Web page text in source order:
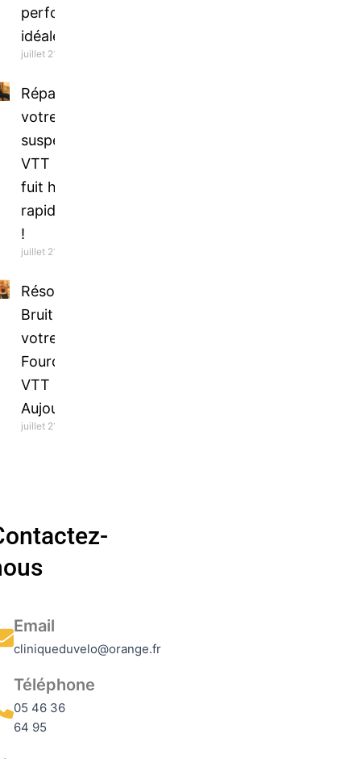
performance
idéale
juillet 21, 2026
Réparez
votre
suspension
VTT qui
fuit huile
rapidement
!
juillet 21, 2026
Résolvez le
Bruit de
votre
Fourche
VTT dès
Aujourd’hui!
juillet 21, 2026
Email
cliniqueduvelo@orange.fr
Téléphone
05 46 36
64 95